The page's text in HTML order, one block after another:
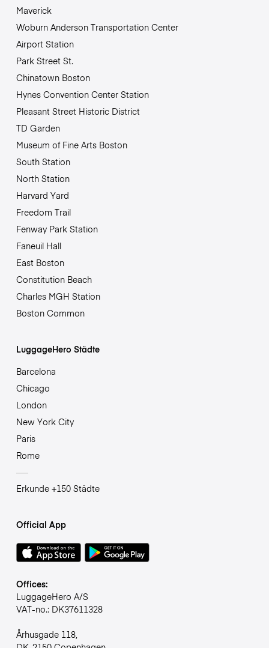
Maverick
Woburn Anderson Transportation Center
Airport Station
Park Street St.
Chinatown Boston
Hynes Convention Center Station
Pleasant Street Historic District
TD Garden
Museum of Fine Arts Boston
South Station
North Station
Harvard Yard
Freedom Trail
Fenway Park Station
Faneuil Hall
East Boston
Constitution Beach
Charles MGH Station
Boston Common
LuggageHero Städte
Barcelona
Chicago
London
New York City
Paris
Rome
Erkunde +150 Städte
Official App
Offices:
LuggageHero A/S
VAT-no.: DK37611328
Århusgade 118,